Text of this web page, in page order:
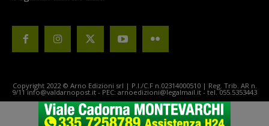
Copyright 2022 © Arno Edizioni srl | P.I./C.F n.02314000510 | Reg. Trib. AR n.
9/11 info@valdarnopost.it - PEC: arnoedizioni@legalmail.it - tel. 055.5353443